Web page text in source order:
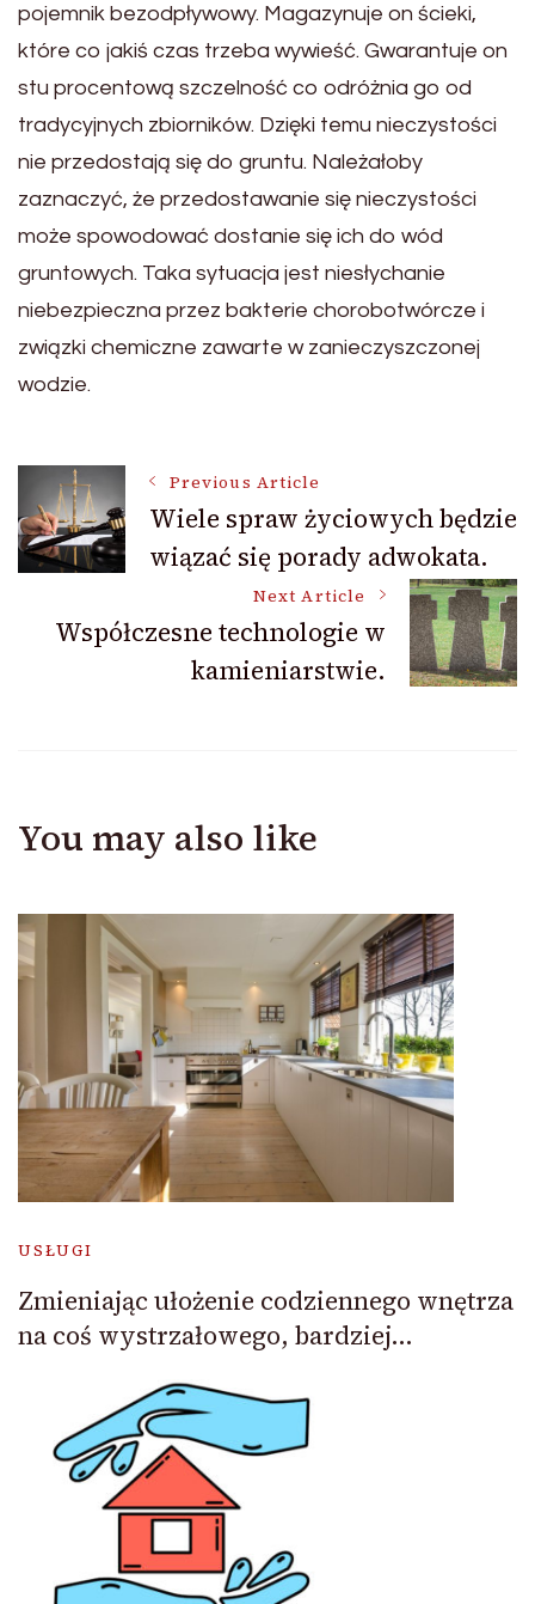
pojemnik bezodpływowy. Magazynuje on ścieki,
które co jakiś czas trzeba wywieść. Gwarantuje on
stu procentową szczelność co odróżnia go od
tradycyjnych zbiorników. Dzięki temu nieczystości
nie przedostają się do gruntu. Należałoby
zaznaczyć, że przedostawanie się nieczystości
może spowodować dostanie się ich do wód
gruntowych. Taka sytuacja jest niesłychanie
niebezpieczna przez bakterie chorobotwórcze i
związki chemiczne zawarte w zanieczyszczonej
wodzie.
Post
Navigation
Previous Article
Wiele spraw życiowych będzie
wiązać się porady adwokata.
Next Article
Współczesne technologie w
kamieniarstwie.
You may also like
USŁUGI
Zmieniając ułożenie codziennego wnętrza
na coś wystrzałowego, bardziej…